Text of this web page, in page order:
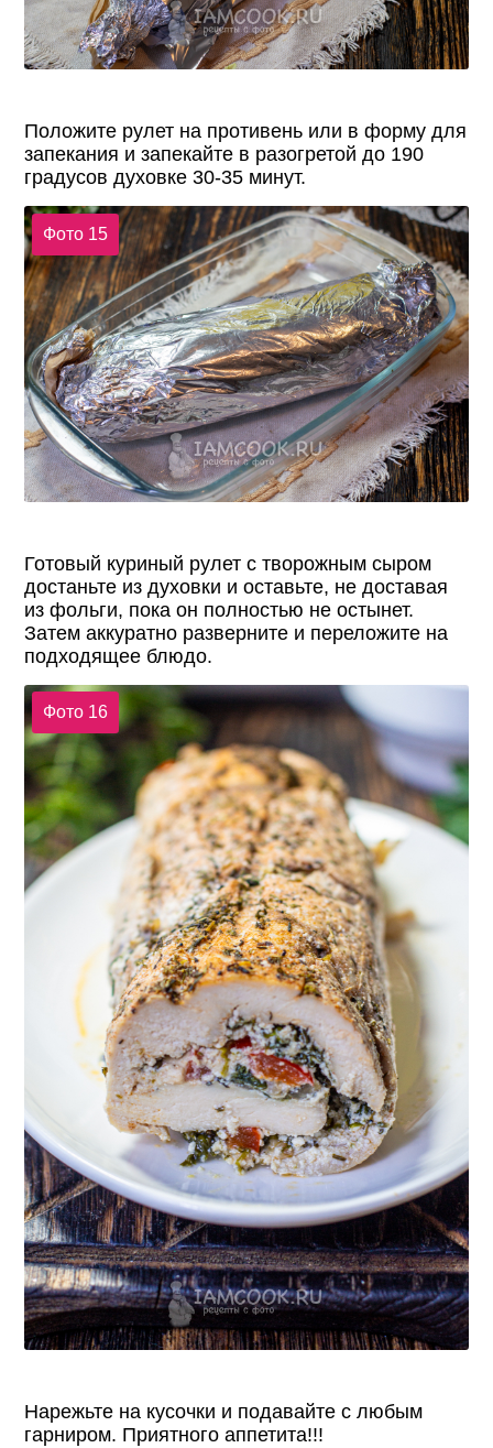
Положите рулет на противень или в форму для
запекания и запекайте в разогретой до 190
градусов духовке 30-35 минут.
Фото 15
Готовый куриный рулет с творожным сыром
достаньте из духовки и оставьте, не доставая
из фольги, пока он полностью не остынет.
Затем аккуратно разверните и переложите на
подходящее блюдо.
Фото 16
Нарежьте на кусочки и подавайте с любым
гарниром. Приятного аппетита!!!